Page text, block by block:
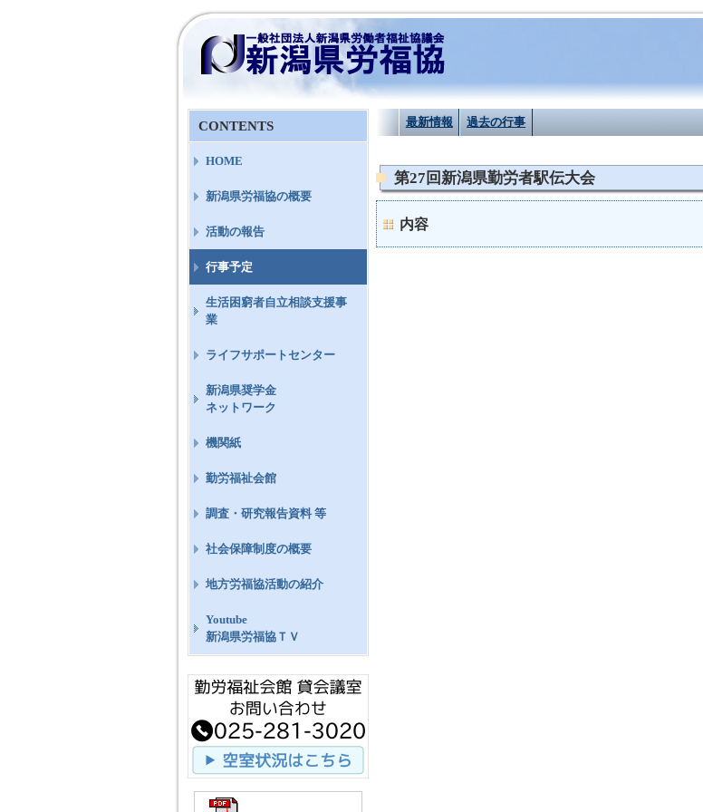
最新情報 過去の行事
第27回新潟県勤労者駅伝大会
内容
CONTENTS
HOME
新潟県労福協の概要
活動の報告
行事予定
生活困窮者自立相談支援事
業
ライフサポートセンター
新潟県奨学金
ネットワーク
機関紙
勤労福祉会館
調査・研究報告資料 等
社会保障制度の概要
地方労福協活動の紹介
Youtube
新潟県労福協ＴＶ